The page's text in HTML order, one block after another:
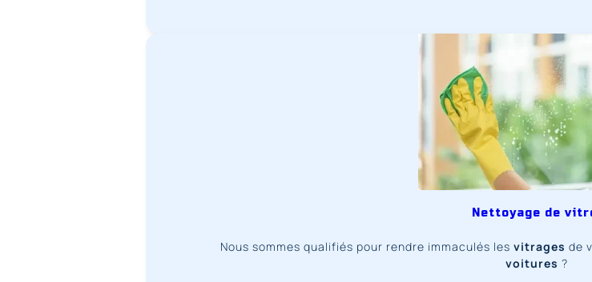
Nettoyage de
Nous sommes qualifiés pour rendre immaculés les vitrages de
voitures ?